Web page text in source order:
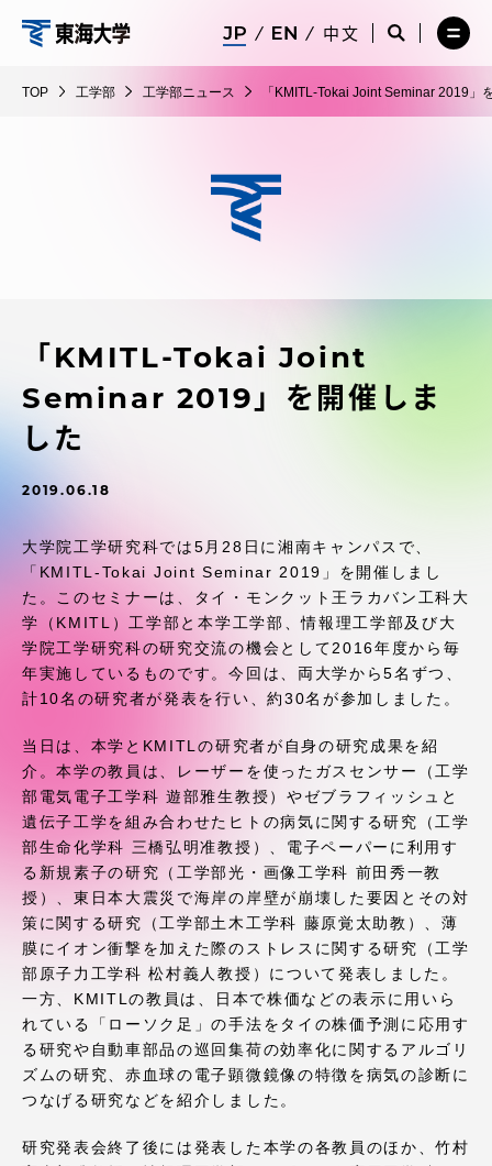
学
中文
サ
検
索
サ
イ
索
を
メ
ー
を
TOP 工学部 工学部ニュース 「KMITL-Tokai Joint Seminar 2019」
「KMITL-Tokai Joint
Seminar 2019」を開催しま
した
2019.06.18
大学院工学研究科では5月28日に湘南キャンパスで、
「KMITL-Tokai Joint Seminar 2019」を開催しまし
た。このセミナーは、タイ・モンクット王ラカバン工科大
学（KMITL）工学部と本学工学部、情報理工学部及び大
学院工学研究科の研究交流の機会として2016年度から毎
年実施しているものです。今回は、両大学から5名ずつ、
計10名の研究者が発表を行い、約30名が参加しました。
当日は、本学とKMITLの研究者が自身の研究成果を紹
介。本学の教員は、レーザーを使ったガスセンサー（工学
部電気電子工学科 遊部雅生教授）やゼブラフィッシュと
遺伝子工学を組み合わせたヒトの病気に関する研究（工学
部生命化学科 三橋弘明准教授）、電子ペーパーに利用す
る新規素子の研究（工学部光・画像工学科 前田秀一教
授）、東日本大震災で海岸の岸壁が崩壊した要因とその対
策に関する研究（工学部土木工学科 藤原覚太助教）、薄
膜にイオン衝撃を加えた際のストレスに関する研究（工学
部原子力工学科 松村義人教授）について発表しました。
一方、KMITLの教員は、日本で株価などの表示に用いら
れている「ローソク足」の手法をタイの株価予測に応用す
る研究や自動車部品の巡回集荷の効率化に関するアルゴリ
ズムの研究、赤血球の電子顕微鏡像の特徴を病気の診断に
つなげる研究などを紹介しました。
研究発表会終了後には発表した本学の各教員のほか、竹村
メ
ニ
を
閉
在学生・保護者向けポータル（TIPS）
大学の概要
教育・研究
受験・入学案内
学生生活
グローバルネットワーク
学外連携
学園ネットワーク
各種情報・お問い合わせ
アクセス情報
品川キャンパス 湘南キャンパス